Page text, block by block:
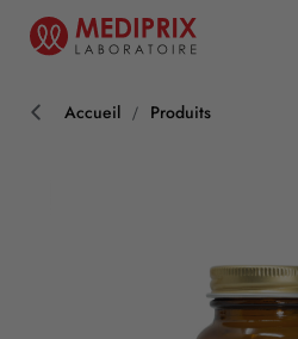
Accueil Produits